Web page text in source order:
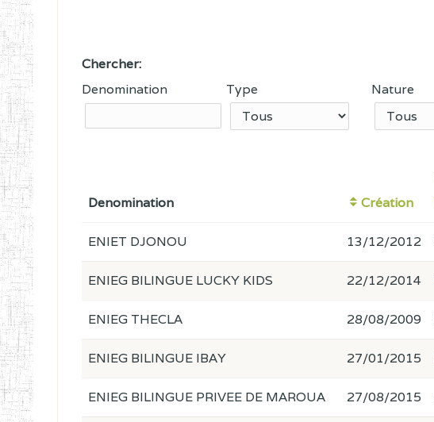
Chercher:
Denomination
Type Nature
Denomination Création
ENIET DJONOU 13/12/2012
ENIEG BILINGUE LUCKY KIDS 22/12/2014
ENIEG THECLA 28/08/2009
ENIEG BILINGUE IBAY 27/01/2015
ENIEG BILINGUE PRIVEE DE MAROUA 27/08/2015